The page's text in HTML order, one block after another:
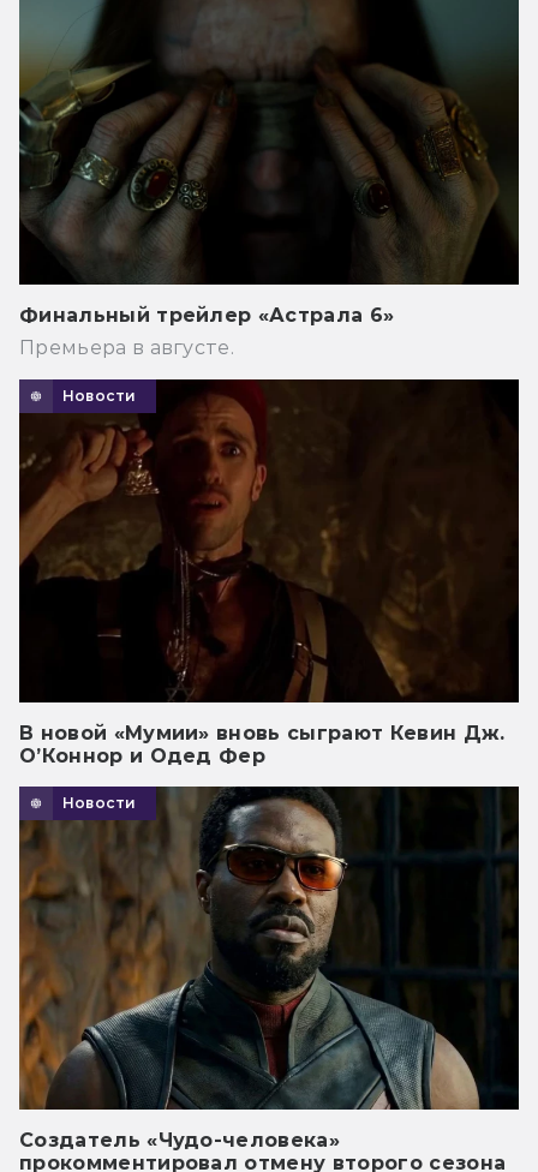
Финальный трейлер «Астрала 6»
Премьера в августе.
Новости
В новой «Мумии» вновь сыграют Кевин Дж.
О’Коннор и Одед Фер
Новости
Создатель «Чудо-человека»
прокомментировал отмену второго сезона